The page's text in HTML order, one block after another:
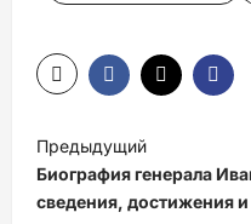
Н
а
в
Предыдущий
Биография генерала
сведения, достижения и